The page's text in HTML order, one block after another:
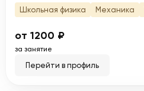
Школьная физика Механика
от 1200 ₽
за занятие
Перейти в профиль